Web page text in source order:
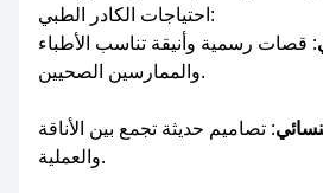
احتياجات الكادر الطبي:
: قصات رسمية وأنيقة تناسب الأطباء
والممارسين الصحيين.
: تصاميم حديثة تجمع بين الأناقة
والعملية.